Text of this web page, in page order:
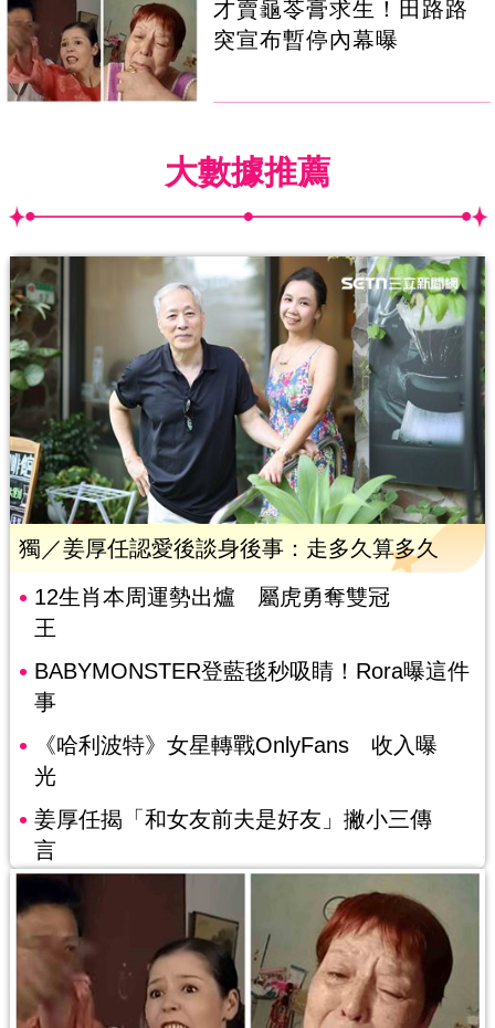
才賣龜苓膏求生！田路路
突宣布暫停內幕曝
大數據推薦
獨／姜厚任認愛後談身後事：走多久算多久
12生肖本周運勢出爐 屬虎勇奪雙冠
王
BABYMONSTER登藍毯秒吸睛！Rora曝這件
事
《哈利波特》女星轉戰OnlyFans 收入曝
光
姜厚任揭「和女友前夫是好友」撇小三傳
言